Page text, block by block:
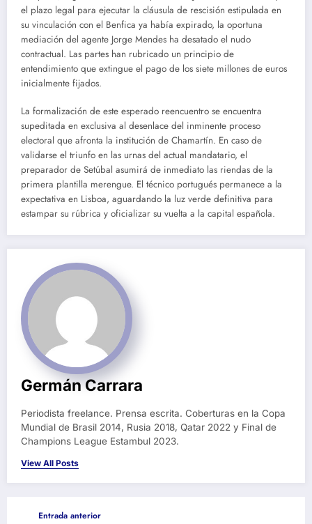
el plazo legal para ejecutar la cláusula de rescisión estipulada en
su vinculación con el Benfica ya había expirado, la oportuna
mediación del agente Jorge Mendes ha desatado el nudo
contractual. Las partes han rubricado un principio de
entendimiento que extingue el pago de los siete millones de euros
inicialmente fijados.
La formalización de este esperado reencuentro se encuentra
supeditada en exclusiva al desenlace del inminente proceso
electoral que afronta la institución de Chamartín. En caso de
validarse el triunfo en las urnas del actual mandatario, el
preparador de Setúbal asumirá de inmediato las riendas de la
primera plantilla merengue. El técnico portugués permanece a la
expectativa en Lisboa, aguardando la luz verde definitiva para
estampar su rúbrica y oficializar su vuelta a la capital española.
Germán Carrara
Periodista freelance. Prensa escrita. Coberturas en la Copa
Mundial de Brasil 2014, Rusia 2018, Qatar 2022 y Final de
Champions League Estambul 2023.
View All Posts
Entrada anterior